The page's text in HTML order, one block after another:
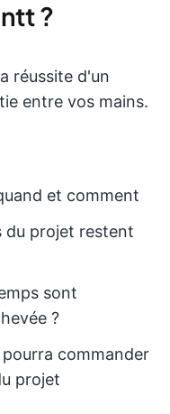
?
réussite d'un
entre vos mains.
et comment
du projet restent
sont
?
commander
projet